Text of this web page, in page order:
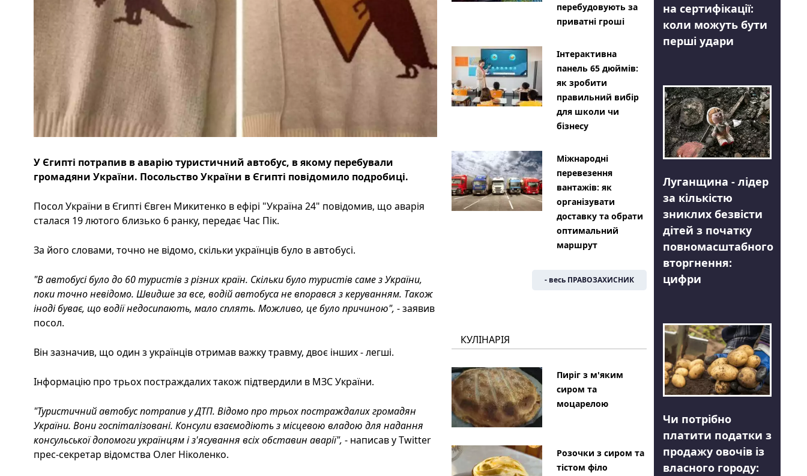
У Єгипті потрапив в аварію туристичний автобус, в якому перебували
громадяни України. Посольство України в Єгипті повідомило подробиці.
Посол України в Єгипті Євген Микитенко в ефірі "Україна 24" повідомив, що аварія
сталася 19 лютого близько 6 ранку, передає Час Пік.
За його словами, точно не відомо, скільки українців було в автобусі.
"В автобусі було до 60 туристів з різних країн. Скільки було туристів саме з України,
поки точно невідомо. Швидше за все, водій автобуса не впорався з керуванням. Також
іноді буває, що водії недосипають, мало сплять. Можливо, це було причиною", - заявив
посол.
Він зазначив, що один з українців отримав важку травму, двоє інших - легші.
Інформацію про трьох постраждалих також підтвердили в МЗС України.
"Туристичний автобус потрапив у ДТП. Відомо про трьох постраждалих громадян
України. Вони госпіталізовані. Консули взаємодіють з місцевою владою для надання
консульської допомоги українцям і з'ясування всіх обставин аварії", - написав у Twitter
прес-секретар відомства Олег Ніколенко.
перебудовують за
приватні гроші
Інтерактивна
панель 65 дюймів:
як зробити
правильний вибір
для школи чи
бізнесу
Міжнародні
перевезення
вантажів: як
організувати
доставку та обрати
оптимальний
маршрут
- весь ПРАВОЗАХИСНИК
КУЛІНАРІЯ
Пиріг з м'яким
сиром та
моцарелою
Розочки з сиром та
тістом філо
на сертифікації:
коли можуть бути
перші удари
Луганщина - лідер
за кількістю
зниклих безвісти
дітей з початку
повномасштабного
вторгнення:
цифри
Чи потрібно
платити податки з
продажу овочів із
власного городу: